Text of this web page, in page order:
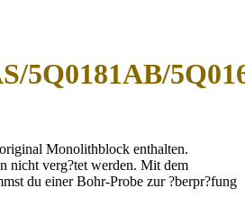
5Q0181AB/
Monolithblock enthalten.
nicht verg?tet werden. Mit dem
du einer Bohr-Probe zur ?berpr?fung